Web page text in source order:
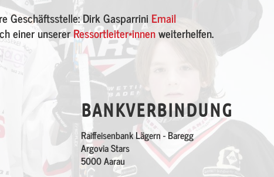
Geschäftsstelle: Dirk Gasparrini Email
einer unsererRessortleiter*innenweiterhelfen.
BANKVERBINDUNG
Raiffeisenbank Lägern - Baregg
Argovia Stars
5000 Aarau